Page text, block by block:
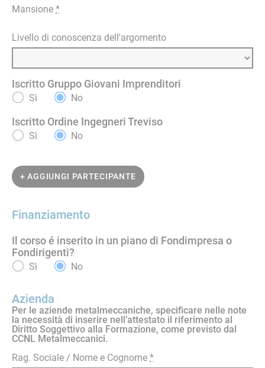
Mansione *
Livello di conoscenza dell'argomento
Iscritto Gruppo Giovani Imprenditori
Sì No
Iscritto Ordine Ingegneri Treviso
Sì No
+ AGGIUNGI PARTECIPANTE
Finanziamento
Il corso é inserito in un piano di Fondimpresa o
Fondirigenti?
Sì No
Azienda
Per le aziende metalmeccaniche, specificare nelle note
la necessità di inserire nell’attestato il riferimento al
Diritto Soggettivo alla Formazione, come previsto dal
CCNL Metalmeccanici.
Rag. Sociale / Nome e Cognome *